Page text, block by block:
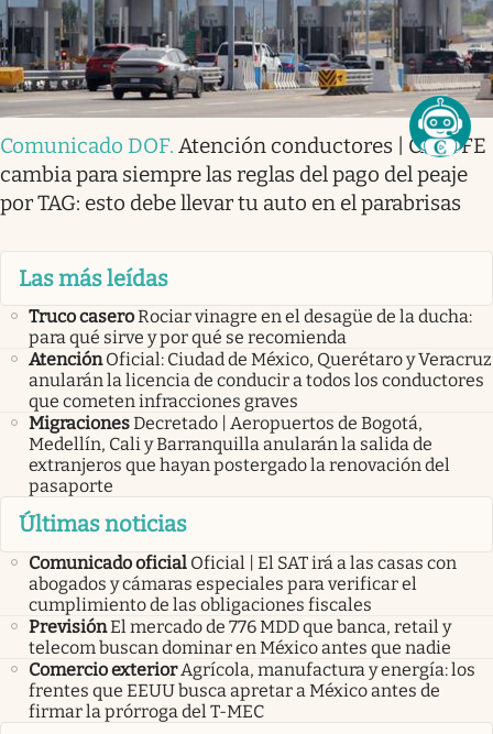
Comunicado DOF. Atención conductores | CAPUFE
cambia para siempre las reglas del pago del peaje
por TAG: esto debe llevar tu auto en el parabrisas
Las más leídas
Truco caseroRociar vinagre en el desagüe de la ducha:
para qué sirve y por qué se recomienda
Atención Oficial: Ciudad de México, Querétaro y Veracruz
anularán la licencia de conducir a todos los conductores
que cometen infracciones graves
MigracionesDecretado | Aeropuertos de Bogotá,
Medellín, Cali y Barranquilla anularán la salida de
extranjeros que hayan postergado la renovación del
pasaporte
Últimas noticias
Comunicado oficial Oficial | El SAT irá a las casas con
abogados y cámaras especiales para verificar el
cumplimiento de las obligaciones fiscales
PrevisiónEl mercado de 776 MDD que banca, retail y
telecom buscan dominar en México antes que nadie
Comercio exterior Agrícola, manufactura y energía: los
frentes que EEUU busca apretar a México antes de
firmar la prórroga del T-MEC